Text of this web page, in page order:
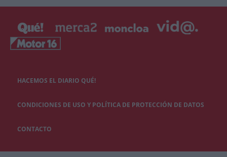
HACEMOS EL DIARIO QUÉ!
CONDICIONES DE USO Y POLÍTICA DE PROTECCIÓN DE DATOS
CONTACTO